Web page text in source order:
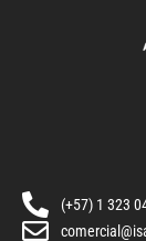
(+57) 1 323